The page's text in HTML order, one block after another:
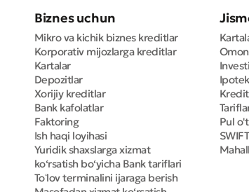
Biznes uchun
Mikro va kichik biznes kreditlar
Korporativ mijozlarga kreditlar
Kartalar
Depozitlar
Xorijiy kreditlar
Bank kafolatlar
Faktoring
Ish haqi loyihasi
Yuridik shaxslarga xizmat
ko‘rsatish bo‘yicha Bank tariflari
Toʻlov terminalini ijaraga berish
Pul